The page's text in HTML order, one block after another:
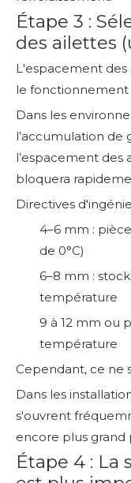
Étape 3 :
des ailettes
L'espacement des
le fonctionnement
Dans les
l’accumulation de
l’espacement des
bloquera
Directives
4–6 mm :
de 0°C)
6–8 mm :
température
9 à 12 mm ou
température
Cependant, ce ne
Dans les
s'ouvrent
encore plus grand
Étape 4 : La